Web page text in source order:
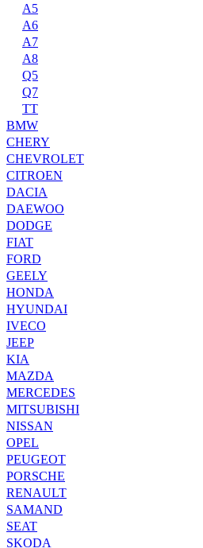
A5
A6
A7
A8
Q5
Q7
TT
BMW
CHERY
CHEVROLET
CITROEN
DACIA
DAEWOO
DODGE
FIAT
FORD
GEELY
HONDA
HYUNDAI
IVECO
JEEP
KIA
MAZDA
MERCEDES
MITSUBISHI
NISSAN
OPEL
PEUGEOT
PORSCHE
RENAULT
SAMAND
SEAT
SKODA